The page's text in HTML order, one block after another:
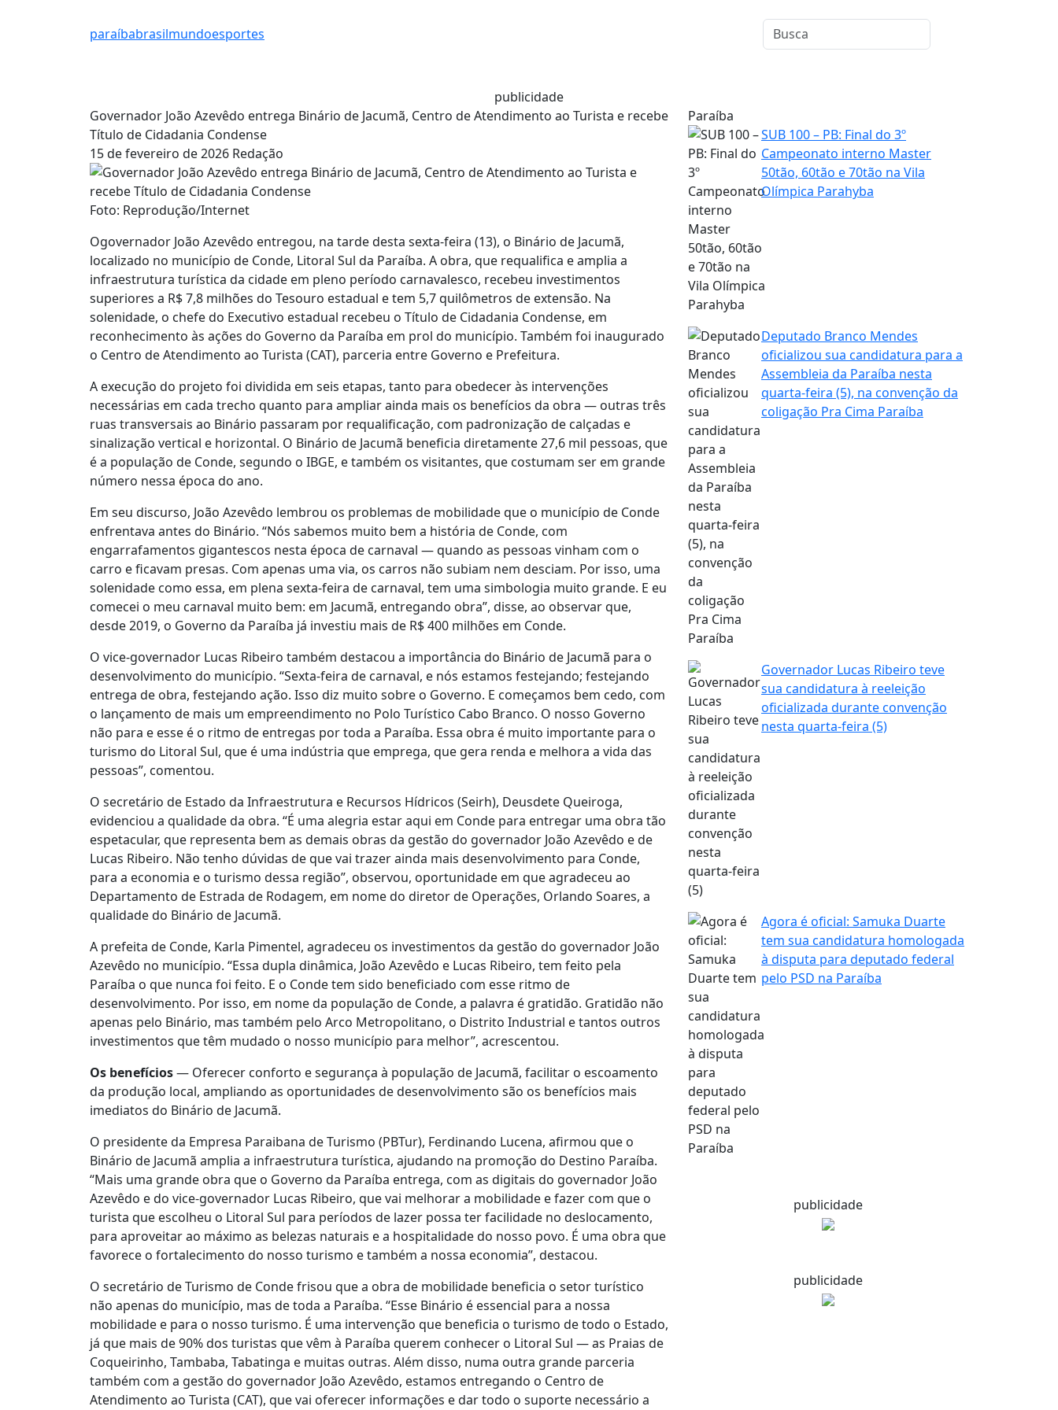
paraíbabrasilmundoesportes
publicidade
Governador João Azevêdo entrega Binário de Jacumã, Centro de Atendimento ao Turista e recebe
Título de Cidadania Condense
15 de fevereiro de 2026 Redação
Foto: Reprodução/Internet
Ogovernador João Azevêdo entregou, na tarde desta sexta-feira (13), o Binário de Jacumã,
localizado no município de Conde, Litoral Sul da Paraíba. A obra, que requalifica e amplia a
infraestrutura turística da cidade em pleno período carnavalesco, recebeu investimentos
superiores a R$ 7,8 milhões do Tesouro estadual e tem 5,7 quilômetros de extensão. Na
solenidade, o chefe do Executivo estadual recebeu o Título de Cidadania Condense, em
reconhecimento às ações do Governo da Paraíba em prol do município. Também foi inaugurado
o Centro de Atendimento ao Turista (CAT), parceria entre Governo e Prefeitura.
A execução do projeto foi dividida em seis etapas, tanto para obedecer às intervenções
necessárias em cada trecho quanto para ampliar ainda mais os benefícios da obra — outras três
ruas transversais ao Binário passaram por requalificação, com padronização de calçadas e
sinalização vertical e horizontal. O Binário de Jacumã beneficia diretamente 27,6 mil pessoas, que
é a população de Conde, segundo o IBGE, e também os visitantes, que costumam ser em grande
número nessa época do ano.
Em seu discurso, João Azevêdo lembrou os problemas de mobilidade que o município de Conde
enfrentava antes do Binário. “Nós sabemos muito bem a história de Conde, com
engarrafamentos gigantescos nesta época de carnaval — quando as pessoas vinham com o
carro e ficavam presas. Com apenas uma via, os carros não subiam nem desciam. Por isso, uma
solenidade como essa, em plena sexta-feira de carnaval, tem uma simbologia muito grande. E eu
comecei o meu carnaval muito bem: em Jacumã, entregando obra”, disse, ao observar que,
desde 2019, o Governo da Paraíba já investiu mais de R$ 400 milhões em Conde.
O vice-governador Lucas Ribeiro também destacou a importância do Binário de Jacumã para o
desenvolvimento do município. “Sexta-feira de carnaval, e nós estamos festejando; festejando
entrega de obra, festejando ação. Isso diz muito sobre o Governo. E começamos bem cedo, com
o lançamento de mais um empreendimento no Polo Turístico Cabo Branco. O nosso Governo
não para e esse é o ritmo de entregas por toda a Paraíba. Essa obra é muito importante para o
turismo do Litoral Sul, que é uma indústria que emprega, que gera renda e melhora a vida das
pessoas”, comentou.
O secretário de Estado da Infraestrutura e Recursos Hídricos (Seirh), Deusdete Queiroga,
evidenciou a qualidade da obra. “É uma alegria estar aqui em Conde para entregar uma obra tão
espetacular, que representa bem as demais obras da gestão do governador João Azevêdo e de
Lucas Ribeiro. Não tenho dúvidas de que vai trazer ainda mais desenvolvimento para Conde,
para a economia e o turismo dessa região”, observou, oportunidade em que agradeceu ao
Departamento de Estrada de Rodagem, em nome do diretor de Operações, Orlando Soares, a
qualidade do Binário de Jacumã.
A prefeita de Conde, Karla Pimentel, agradeceu os investimentos da gestão do governador João
Azevêdo no município. “Essa dupla dinâmica, João Azevêdo e Lucas Ribeiro, tem feito pela
Paraíba o que nunca foi feito. E o Conde tem sido beneficiado com esse ritmo de
desenvolvimento. Por isso, em nome da população de Conde, a palavra é gratidão. Gratidão não
apenas pelo Binário, mas também pelo Arco Metropolitano, o Distrito Industrial e tantos outros
investimentos que têm mudado o nosso município para melhor”, acrescentou.
Os benefícios— Oferecer conforto e segurança à população de Jacumã, facilitar o escoamento
da produção local, ampliando as oportunidades de desenvolvimento são os benefícios mais
imediatos do Binário de Jacumã.
O presidente da Empresa Paraibana de Turismo (PBTur), Ferdinando Lucena, afirmou que o
Binário de Jacumã amplia a infraestrutura turística, ajudando na promoção do Destino Paraíba.
“Mais uma grande obra que o Governo da Paraíba entrega, com as digitais do governador João
Azevêdo e do vice-governador Lucas Ribeiro, que vai melhorar a mobilidade e fazer com que o
turista que escolheu o Litoral Sul para períodos de lazer possa ter facilidade no deslocamento,
para aproveitar ao máximo as belezas naturais e a hospitalidade do nosso povo. É uma obra que
favorece o fortalecimento do nosso turismo e também a nossa economia”, destacou.
O secretário de Turismo de Conde frisou que a obra de mobilidade beneficia o setor turístico
não apenas do município, mas de toda a Paraíba. “Esse Binário é essencial para a nossa
mobilidade e para o nosso turismo. É uma intervenção que beneficia o turismo de todo o Estado,
já que mais de 90% dos turistas que vêm à Paraíba querem conhecer o Litoral Sul — as Praias de
Coqueirinho, Tambaba, Tabatinga e muitas outras. Além disso, numa outra grande parceria
também com a gestão do governador João Azevêdo, estamos entregando o Centro de
Atendimento ao Turista (CAT), que vai oferecer informações e dar todo o suporte necessário a
Paraíba
SUB 100 – PB: Final do 3º
Campeonato interno Master
50tão, 60tão e 70tão na Vila
Olímpica Parahyba
Deputado Branco Mendes
oficializou sua candidatura para a
Assembleia da Paraíba nesta
quarta-feira (5), na convenção da
coligação Pra Cima Paraíba
Governador Lucas Ribeiro teve
sua candidatura à reeleição
oficializada durante convenção
nesta quarta-feira (5)
Agora é oficial: Samuka Duarte
tem sua candidatura homologada
à disputa para deputado federal
pelo PSD na Paraíba
publicidade
publicidade